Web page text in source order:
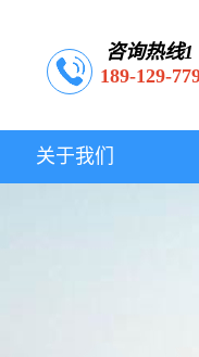
咨询热线1
189-129-
关于我们